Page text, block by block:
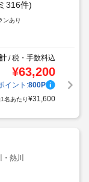
316件)
ンあり
/税・手数料込
¥63,200
イント:800P
名あたり¥31,600
熱川